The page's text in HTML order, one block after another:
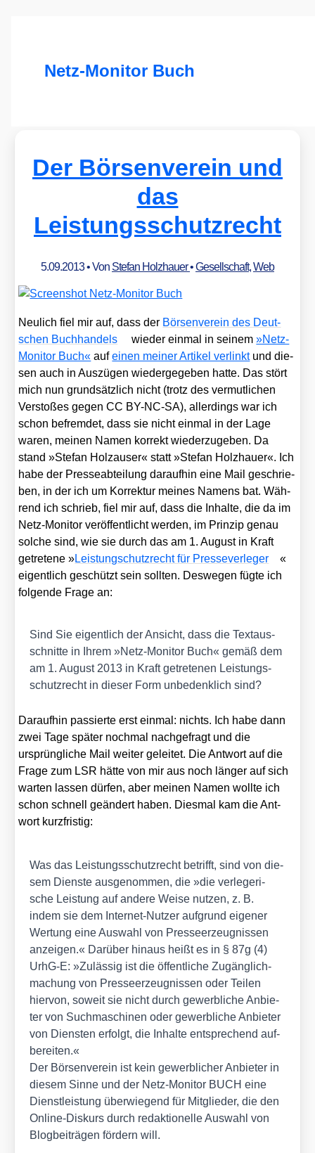
Netz-Monitor Buch
Der Börsenverein und
das
Leistungsschutzrecht
5.09.2013• Von Stefan Holzhauer•Gesellschaft,Web
Neu­lich fiel mir auf, dass der Bör­sen­ver­ein des Deut­
schen Buch­han­dels
wie­der ein­mal in sei­nem»Netz-
Moni­tor Buch« aufeinen mei­ner Arti­kel ver­linktund die­
sen auch in Aus­zü­gen wie­der­ge­ge­ben hat­te. Das stört
mich nun grund­sätz­lich nicht (trotz des ver­mut­li­chen
Ver­sto­ßes gegen CC BY-NC-SA), aller­dings war ich
schon befrem­det, dass sie nicht ein­mal in der Lage
waren, mei­nen Namen kor­rekt wie­der­zu­ge­ben. Da
stand »Ste­fan Holz­au­ser« statt »Ste­fan Holz­hau­er«. Ich
habe der Pres­se­ab­tei­lung dar­auf­hin eine Mail geschrie­
ben, in der ich um Kor­rek­tur mei­nes Namens bat. Wäh­
rend ich schrieb, fiel mir auf, dass die Inhal­te, die da im
Netz-Moni­tor ver­öf­fent­licht wer­den, im Prin­zip genau
sol­che sind, wie sie durch das am 1. August in Kraft
getre­te­ne »Leis­tung­s­chutz­recht für Pres­se­ver­le­ger
«
eigent­lich geschützt sein soll­ten. Des­we­gen füg­te ich
fol­gen­de Fra­ge an:
Sind Sie eigent­lich der Ansicht, dass die Text­aus­
schnit­te in Ihrem »Netz-Moni­tor Buch« gemäß dem
am 1. August 2013 in Kraft getre­te­nen Leis­tungs­
schutz­recht in die­ser Form unbe­denk­lich sind?
Dar­auf­hin pas­sier­te erst ein­mal: nichts. Ich habe dann
zwei Tage spä­ter noch­mal nach­ge­fragt und die
ursprüng­li­che Mail wei­ter gelei­tet. Die Ant­wort auf die
Fra­ge zum LSR hät­te von mir aus noch län­ger auf sich
war­ten las­sen dür­fen, aber mei­nen Namen woll­te ich
schon schnell geän­dert haben. Dies­mal kam die Ant­
wort kurz­fris­tig:
Was das Leis­tungs­schutz­recht betrifft, sind von die­
sem Diens­te aus­ge­nom­men, die »die ver­le­ge­ri­
sche Leis­tung auf ande­re Wei­se nut­zen, z. B.
indem sie dem Inter­net-Nut­zer auf­grund eige­ner
Wer­tung eine Aus­wahl von Pres­se­er­zeug­nis­sen
anzei­gen.« Dar­über hin­aus heißt es in § 87g (4)
UrhG‑E: »Zuläs­sig ist die öffent­li­che Zugäng­lich­
ma­chung von Pres­se­er­zeug­nis­sen oder Tei­len
hier­von, soweit sie nicht durch gewerb­li­che Anbie­
ter von Such­ma­schi­nen oder gewerb­li­che Anbie­ter
von Diens­ten erfolgt, die Inhal­te ent­spre­chend auf­
be­rei­ten.«
Der Bör­sen­ver­ein ist kein gewerb­li­cher Anbie­ter in
die­sem Sin­ne und der Netz-Moni­tor BUCH eine
Dienst­leis­tung über­wie­gend für Mit­glie­der, die den
Online-Dis­kurs durch redak­tio­nel­le Aus­wahl von
Blog­bei­trä­gen för­dern will.